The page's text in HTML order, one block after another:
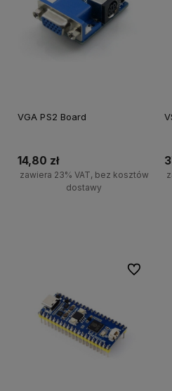
VGA PS2 Board
14,80 zł
zawiera 23% VAT, bez kosztów
dostawy
Do